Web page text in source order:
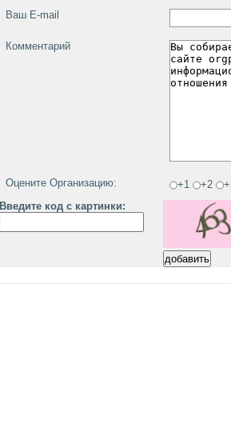
Ваш E-mail
Комментарий
Оцените Организацию: +1 +2
Введите код с картинки: